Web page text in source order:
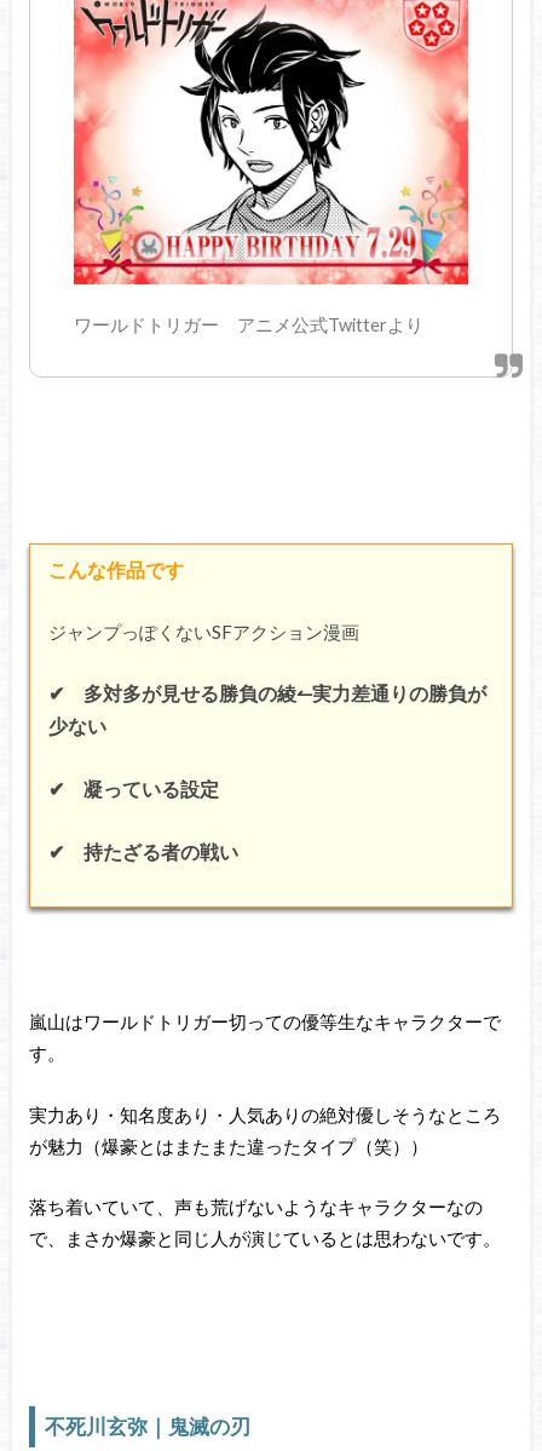
ワールドトリガー アニメ公式Twitterより
こんな作品です
ジャンプっぽくないSFアクション漫画
✔ 多対多が見せる勝負の綾↼実力差通りの勝負が
少ない
✔ 凝っている設定
✔ 持たざる者の戦い
嵐山はワールドトリガー切っての優等生なキャラクターで
す。
実力あり・知名度あり・人気ありの絶対優しそうなところ
が魅力（爆豪とはまたまた違ったタイプ（笑））
落ち着いていて、声も荒げないようなキャラクターなの
で、まさか爆豪と同じ人が演じているとは思わないです。
不死川玄弥｜鬼滅の刃